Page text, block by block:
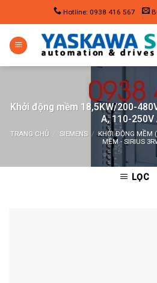
content
Hotline: 0938 416 567
Khởi động mềm 18,5KW/200-
A, 110-250V
TRANG CHỦ / SIEMENS / KHỞI ĐỘNG MỀM
MỀM - SIRIUS
LỌC